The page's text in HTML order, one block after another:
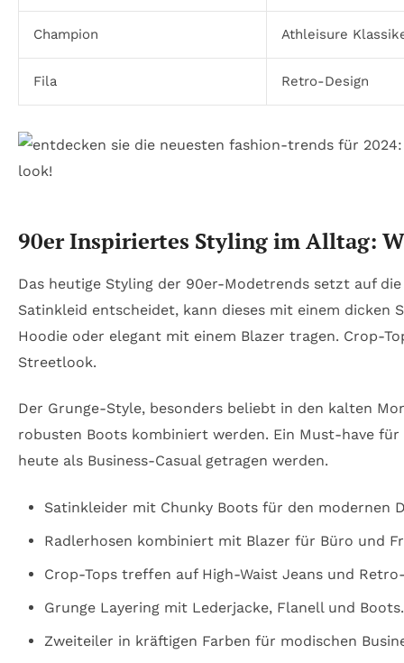
Champion Athleisure
Fila Retro-Design
90er Inspiriertes Styling im Alltag:
Das heutige Styling der 90er-Modetrends setzt auf
Satinkleid entscheidet, kann dieses mit einem
Hoodie oder elegant mit einem Blazer tragen. Crop-
Streetlook.
Der Grunge-Style, besonders beliebt in den kalten
robusten Boots kombiniert werden. Ein Must-have
heute als Business-Casual getragen werden.
Satinkleider mit Chunky Boots für den modernen
Radlerhosen kombiniert mit Blazer für Büro und
Crop-Tops treffen auf High-Waist Jeans und
Grunge Layering mit Lederjacke, Flanell und Boots.
Zweiteiler in kräftigen Farben für modischen